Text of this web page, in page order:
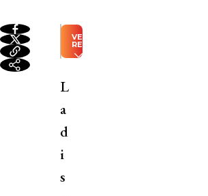
VER
RESUMEN
generado
Inteligencia
Artificial
Mucho
Gusto
lidera
L
a
d
i
s